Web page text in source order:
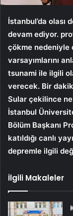
İstanbul’da olası
devam ediyor.
çökme nedeniyle
varsayımlarını
tsunami ile ilgili
verecek. Bir
Sular çekilince
İstanbul
Bölüm Başkanı
katıldığı canlı
depremle ilgili
İlgili Makaleler